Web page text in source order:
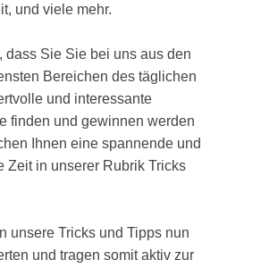
und viele mehr.
dass Sie Sie bei uns aus den
Bereichen des täglichen
und interessante
finden und gewinnen werden
Ihnen eine spannende und
Zeit in unserer Rubrik Tricks
unsere Tricks und Tipps nun
und tragen somit aktiv zur